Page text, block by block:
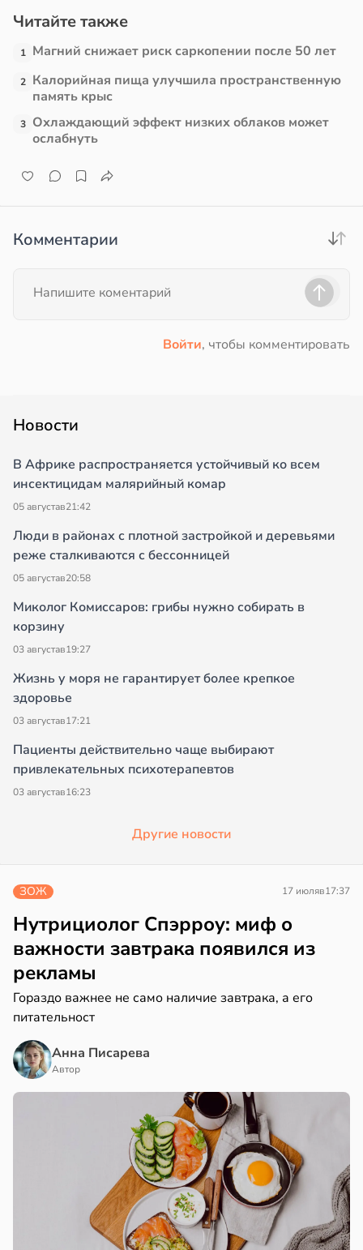
Читайте также
1 Магний снижает риск саркопении после 50 лет
2 Калорийная пища улучшила пространственную
память крыс
3 Охлаждающий эффект низких облаков может
ослабнуть
Комментарии
Войти, чтобы комментировать
Новости
В Африке распространяется устойчивый ко всем
инсектицидам малярийный комар
05 августав21:42
Люди в районах с плотной застройкой и деревьями
реже сталкиваются с бессонницей
05 августав20:58
Миколог Комиссаров: грибы нужно собирать в
корзину
03 августав19:27
Жизнь у моря не гарантирует более крепкое
здоровье
03 августав17:21
Пациенты действительно чаще выбирают
привлекательных психотерапевтов
03 августав16:23
Другие новости
ЗОЖ 17 июляв17:37
Нутрициолог Спэрроу: миф о
важности завтрака появился из
рекламы
Гораздо важнее не само наличие завтрака, а его
питательност
Анна Писарева
Автор